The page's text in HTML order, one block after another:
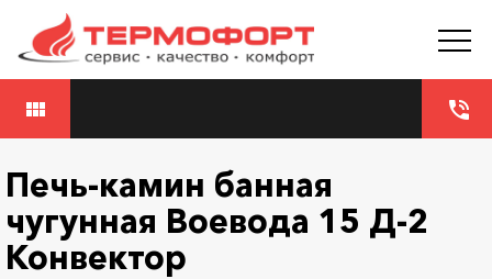
phone_in_talk
view_module
Печь-камин банная
чугунная Воевода 15 Д-2
Конвектор